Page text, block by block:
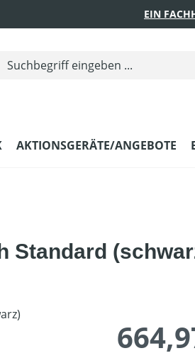
EIN
AKTIONSGERÄTE/ANGEBOTE
Standard